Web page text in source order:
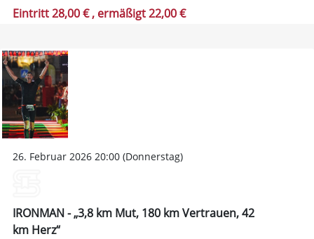
Eintritt 28,00 €, ermäßigt 22,00 €
26. Februar 2026 20:00 (Donnerstag)
IRONMAN - „3,8 km Mut, 180 km Vertrauen, 42
km Herz“